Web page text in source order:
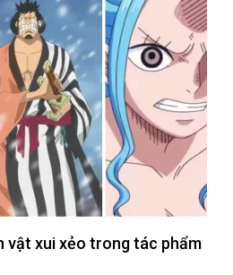
vật xui xẻo trong tác phẩm